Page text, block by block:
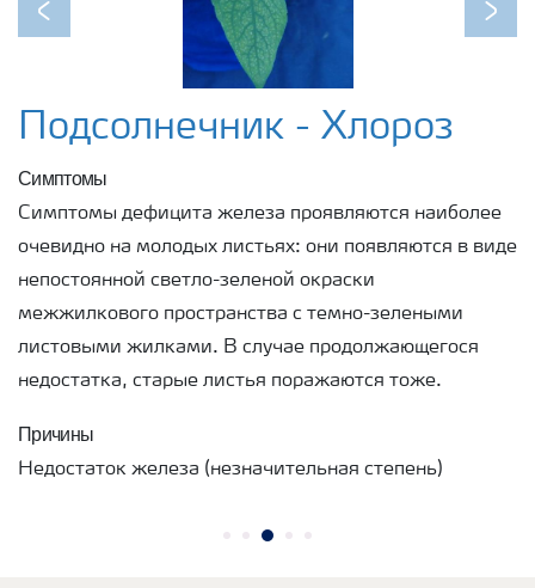
Previous Next
Подсолнечник - Хлороз
Симптомы
Симптомы дефицита железа проявляются наиболее
очевидно на молодых листьях: они появляются в виде
непостоянной светло-зеленой окраски
межжилкового пространства с темно-зелеными
листовыми жилками. В случае продолжающегося
недостатка, старые листья поражаются тоже.
Причины
Недостаток железа (незначительная степень)